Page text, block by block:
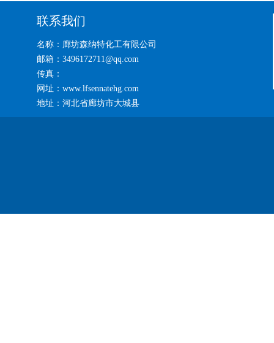
联系我们
名称：廊坊森纳特化工有限公司
邮箱：3496172711@qq.com
传真：
网址：www.lfsennatehg.com
地址：河北省廊坊市大城县